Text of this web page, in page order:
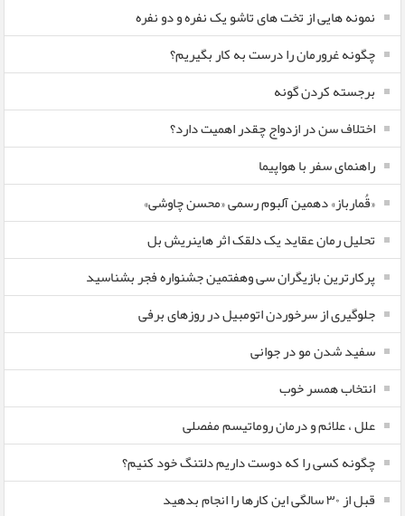
نمونه هایی از تخت های تاشو یک نفره و دو نفره
چگونه غرورمان را درست به کار بگیریم؟
برجسته کردن گونه
اختلاف سن در ازدواج چقدر اهمیت دارد؟
راهنمای سفر با هواپیما
«قُمارباز» دهمین آلبوم رسمی «محسن چاوشی»
تحلیل رمان عقاید یک دلقک اثر هاینریش بل
پرکارترین بازیگران سی وهفتمین جشنواره فجر بشناسید
جلوگیری از سرخوردن اتومبیل در روزهای برفی
سفید شدن مو در جوانی
انتخاب همسر خوب
علل ، علائم و درمان روماتیسم مفصلی
چگونه کسی را که دوست داریم دلتنگ خود کنیم؟
قبل از ۳۰ سالگی این کارها را انجام بدهید